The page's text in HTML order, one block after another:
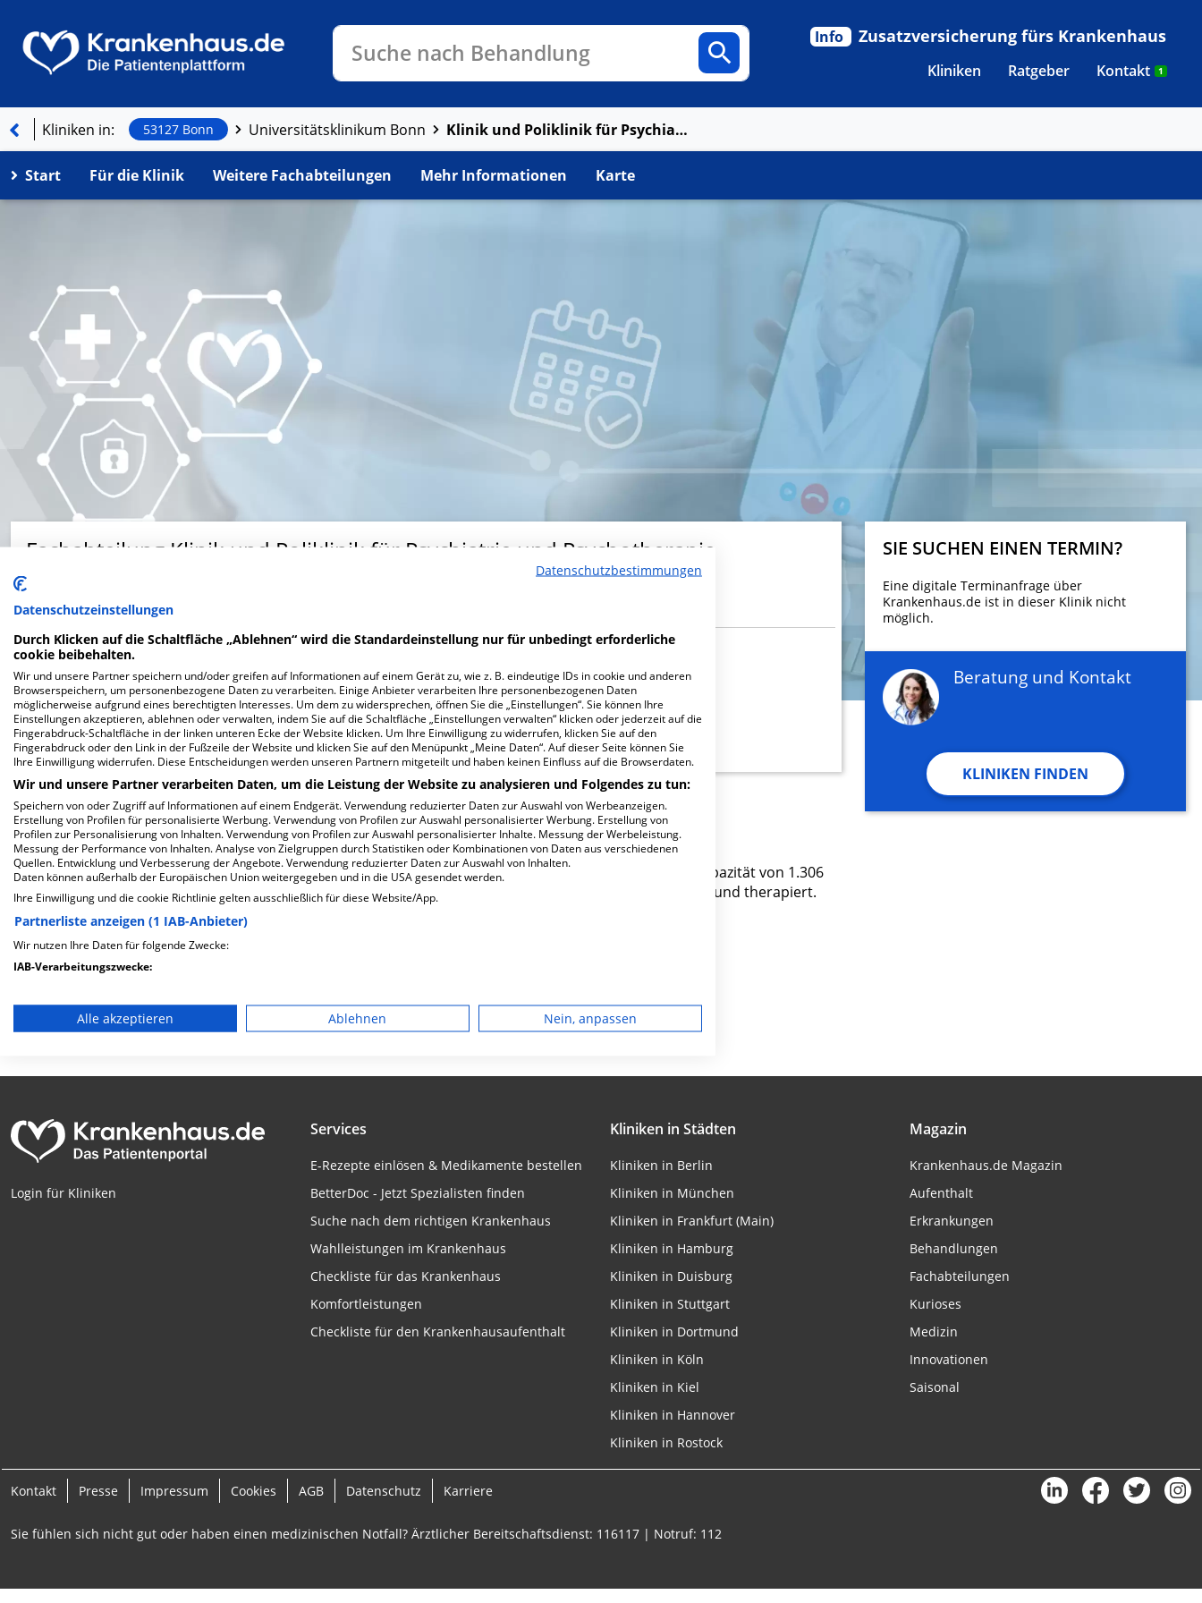
Suche nach Behandlung
Kliniken
Ratgeber Kontakt 1
Info Zusatzversicherung fürs Krankenhaus
Kliniken in: 53127 Bonn Universitätsklinikum Bonn Klinik und Poliklinik für Psychiatrie und Psychotherapie
Start Für die Klinik Weitere Fachabteilungen Mehr Informationen Karte
Fachabteilung Klinik und Poliklinik für Psychiatrie und Psychotherapie
Website
SIE SUCHEN EINEN TERMIN?
Eine digitale Terminanfrage über
Krankenhaus.de ist in dieser Klinik nicht
möglich.
Beratung und Kontakt
KLINIKEN FINDEN
Herzlich Willkommen
Universitätsklinikum Bonn in der Venusberg-Campus 1 ist ein großes Krankenhaus in Bonn. Mit einer Kapazität von 1.306
Betten werden in den spezialisierten Fachabteilungen pro Jahr etwa 50.899 medizinische Fälle behandelt und therapiert.
Weiterlesen
Besuchszeiten
Login für Kliniken
Services
E-Rezepte einlösen & Medikamente bestellen
BetterDoc - Jetzt Spezialisten finden
Suche nach dem richtigen Krankenhaus
Wahlleistungen im Krankenhaus
Checkliste für das Krankenhaus
Komfortleistungen
Checkliste für den Krankenhausaufenthalt
Kliniken in Städten
Kliniken in Berlin
Kliniken in München
Kliniken in Frankfurt (Main)
Kliniken in Hamburg
Kliniken in Duisburg
Kliniken in Stuttgart
Kliniken in Dortmund
Kliniken in Köln
Kliniken in Kiel
Kliniken in Hannover
Kliniken in Rostock
Magazin
Krankenhaus.de Magazin
Aufenthalt
Erkrankungen
Behandlungen
Fachabteilungen
Kurioses
Medizin
Innovationen
Saisonal
Kontakt Presse Impressum Cookies AGB Datenschutz Karriere
Sie fühlen sich nicht gut oder haben einen medizinischen Notfall? Ärztlicher Bereitschaftsdienst: 116117 | Notruf: 112
Datenschutzbestimmungen
Datenschutzeinstellungen
Durch Klicken auf die Schaltfläche „Ablehnen“ wird die Standardeinstellung nur für unbedingt erforderliche
cookie beibehalten.
Wir und unsere Partner speichern und/oder greifen auf Informationen auf einem Gerät zu, wie z. B. eindeutige IDs in cookie und anderen
Browserspeichern, um personenbezogene Daten zu verarbeiten. Einige Anbieter verarbeiten Ihre personenbezogenen Daten
möglicherweise aufgrund eines berechtigten Interesses. Um dem zu widersprechen, öffnen Sie die „Einstellungen“. Sie können Ihre
Einstellungen akzeptieren, ablehnen oder verwalten, indem Sie auf die Schaltfläche „Einstellungen verwalten“ klicken oder jederzeit auf die
Fingerabdruck-Schaltfläche in der linken unteren Ecke der Website klicken. Um Ihre Einwilligung zu widerrufen, klicken Sie auf den
Fingerabdruck oder den Link in der Fußzeile der Website und klicken Sie auf den Menüpunkt „Meine Daten“. Auf dieser Seite können Sie
Ihre Einwilligung widerrufen. Diese Entscheidungen werden unseren Partnern mitgeteilt und haben keinen Einfluss auf die Browserdaten.
Wir und unsere Partner verarbeiten Daten, um die Leistung der Website zu analysieren und Folgendes zu tun:
Speichern von oder Zugriff auf Informationen auf einem Endgerät. Verwendung reduzierter Daten zur Auswahl von Werbeanzeigen.
Erstellung von Profilen für personalisierte Werbung. Verwendung von Profilen zur Auswahl personalisierter Werbung. Erstellung von
Profilen zur Personalisierung von Inhalten. Verwendung von Profilen zur Auswahl personalisierter Inhalte. Messung der Werbeleistung.
Messung der Performance von Inhalten. Analyse von Zielgruppen durch Statistiken oder Kombinationen von Daten aus verschiedenen
Quellen. Entwicklung und Verbesserung der Angebote. Verwendung reduzierter Daten zur Auswahl von Inhalten.
Daten können außerhalb der Europäischen Union weitergegeben und in die USA gesendet werden.
Ihre Einwilligung und die cookie Richtlinie gelten ausschließlich für diese Website/App.
Partnerliste anzeigen (1 IAB-Anbieter)
Wir nutzen Ihre Daten für folgende Zwecke:
IAB-Verarbeitungszwecke:
Verwendung reduzierter Daten zur Auswahl von Werbeanzeigen
Erstellung von Profilen zur Personalisierung von Inhalten
Verwendung von Profilen zur Auswahl personalisierter Inhalte
Geräte anhand von aktiv angeforderten Informationen identifizieren
Nicht-IAB-Verarbeitungszwecke:
Notwendig
Alle akzeptieren Ablehnen Nein, anpassen